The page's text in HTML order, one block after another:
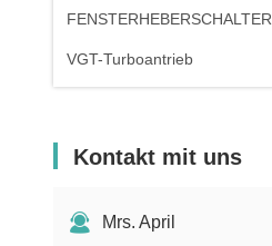
FENSTERHEBERSCHALTER
VGT-Turboantrieb
Kontakt mit uns
Mrs. April